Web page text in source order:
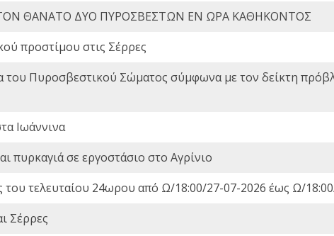
ΘΑΝΑΤΟ ΔΥΟ ΠΥΡΟΣΒΕΣΤΩΝ ΕΝ ΩΡΑ ΚΑΘΗΚΟΝΤΟΣ
προστίμου στις Σέρρες
του Πυροσβεστικού Σώματος σύμφωνα με τον δείκτη
Ιωάννινα
πυρκαγιά σε εργοστάσιο στο Αγρίνιο
του τελευταίου 24ωρου από Ω/18:00/27-07-2026 έως Ω/
Σέρρες